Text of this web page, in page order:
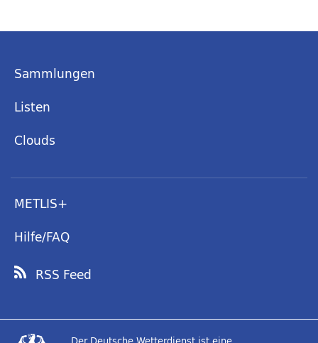
Sammlungen
Listen
Clouds
METLIS+
Hilfe/FAQ
RSS Feed